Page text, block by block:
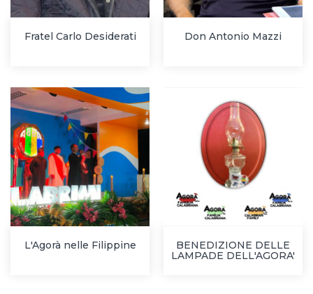
Fratel Carlo Desiderati Don Antonio Mazzi
L'Agorà nelle Filippine
BENEDIZIONE DELLE
LAMPADE DELL'AGORA'